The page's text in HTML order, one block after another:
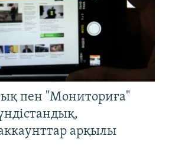
пен "Мониториға"
арқылы